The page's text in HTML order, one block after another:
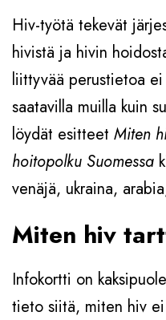
Hiv-työtä tekevät
hivistä ja hivin
liittyvää perustietoa
saatavilla muilla kuin
löydät esitteet Miten
hoitopolku Suomessa
venäjä, ukraina,
Miten hiv
Infokortti on
tieto siitä, miten hiv